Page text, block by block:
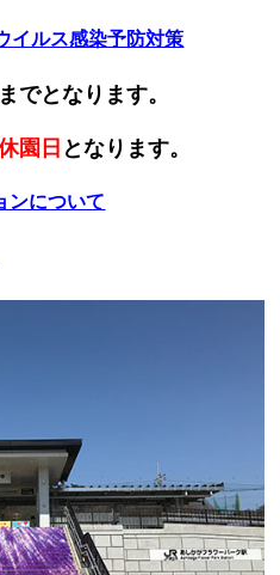
イルス感染予防対策
でとなります。
園日 となります。
について